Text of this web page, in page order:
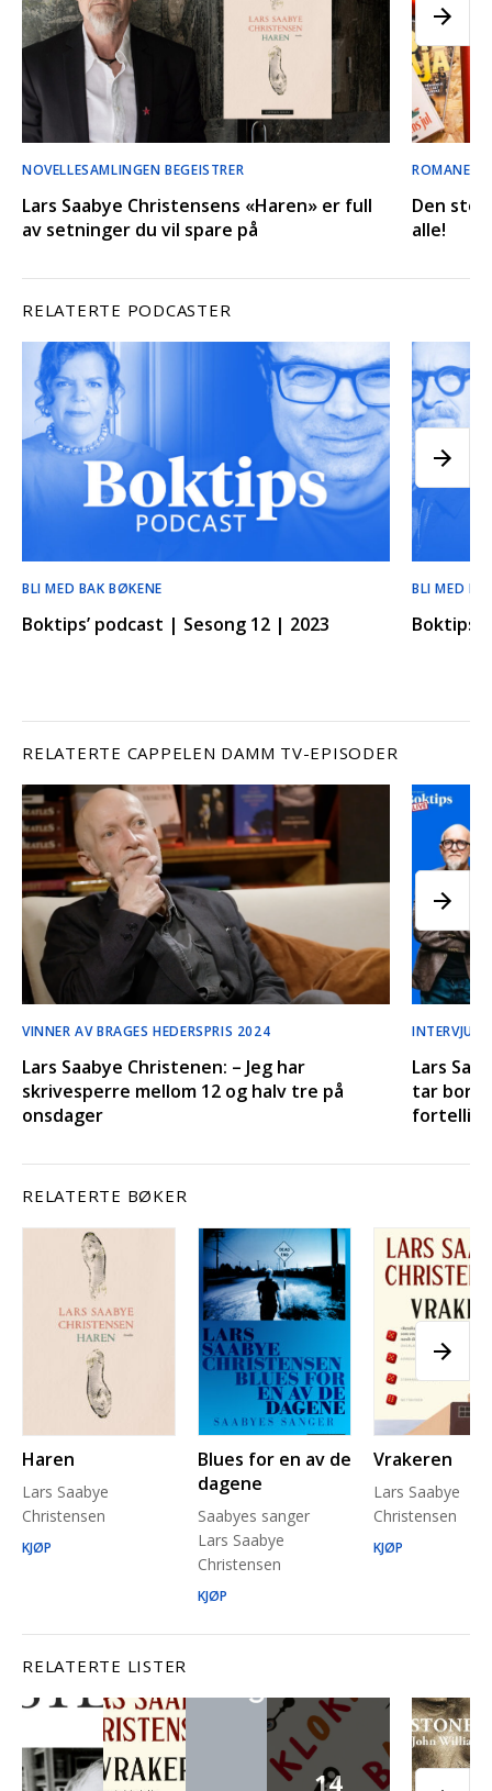
NOVELLESAMLINGEN BEGEISTRER
Lars Saabye Christensens «Haren» er full
av setninger du vil spare på
ROMANER,
Den
alle!
RELATERTE PODCASTER
BLI MED BAK BØKENE
Boktips’ podcast | Sesong 12 | 2023
BLI MED
Boktips’
RELATERTE CAPPELEN DAMM TV-EPISODER
VINNER AV BRAGES HEDERSPRIS 2024
Lars Saabye Christenen: – Jeg har
skrivesperre mellom 12 og halv tre på
onsdager
Lars
tar bort
RELATERTE BØKER
Haren
Lars Saabye
Christensen
KJØP
Blues for en av de
dagene
Saabyes sanger
Lars Saabye
Christensen
KJØP
Vrakeren
Lars Saabye
Christensen
KJØP
RELATERTE LISTER
14